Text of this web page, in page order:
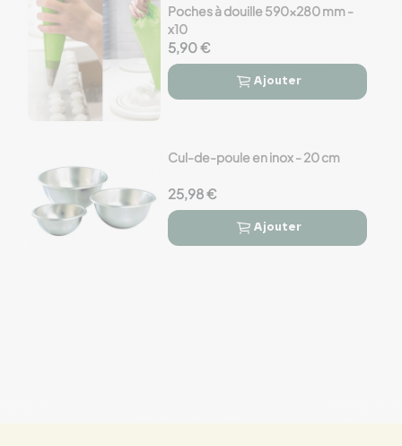
Poches à douille 590x280 mm -
x10
5,90 €
 
Ajouter
Cul-de-poule en inox - 20 cm
25,98 €
 
Ajouter